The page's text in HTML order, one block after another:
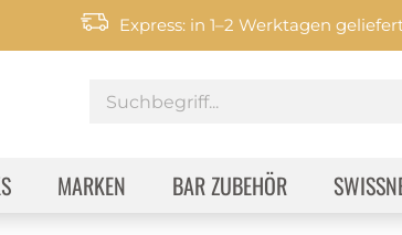
Express: in 1–2 Werktagen
MARKEN BAR ZUBEHÖR